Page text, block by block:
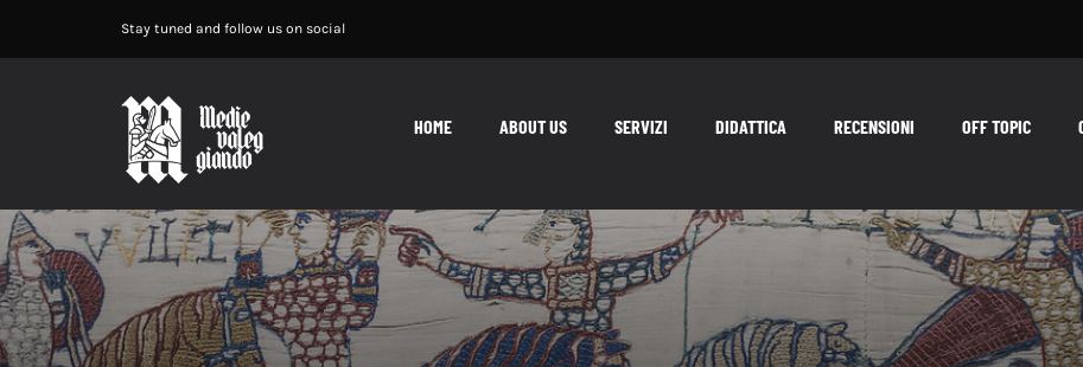
Stay tuned and follow us on social
HOME ABOUT US SERVIZI DIDATTICA RECENSIONI OFF TOPIC